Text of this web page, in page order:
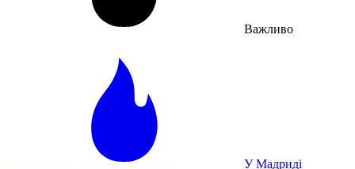
Важливо
У Мадриді